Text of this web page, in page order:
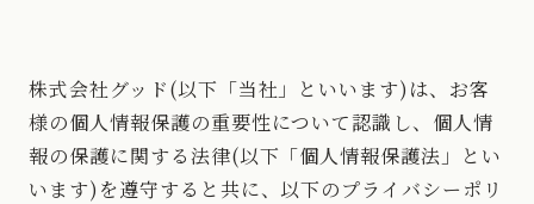
株式会社グッド(以下「当社」といいます)は、お客
様の個人情報保護の重要性について認識し、個人情
報の保護に関する法律(以下「個人情報保護法」とい
います)を遵守すると共に、以下のプライバシーポリ